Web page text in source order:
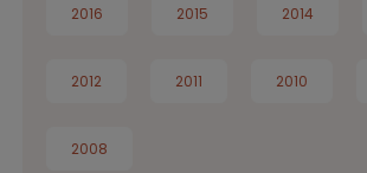
2016 2015 2014
2012 2011 2010
2008